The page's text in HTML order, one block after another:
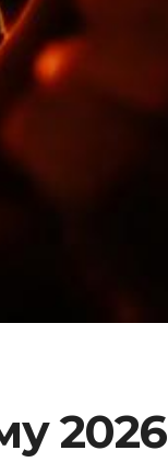
2026